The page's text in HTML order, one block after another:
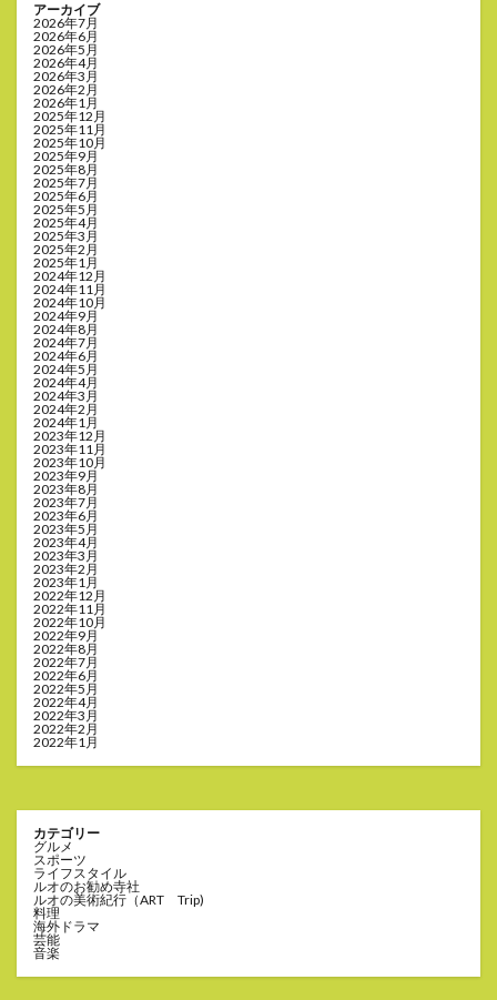
アーカイブ
2026年7月
2026年6月
2026年5月
2026年4月
2026年3月
2026年2月
2026年1月
2025年12月
2025年11月
2025年10月
2025年9月
2025年8月
2025年7月
2025年6月
2025年5月
2025年4月
2025年3月
2025年2月
2025年1月
2024年12月
2024年11月
2024年10月
2024年9月
2024年8月
2024年7月
2024年6月
2024年5月
2024年4月
2024年3月
2024年2月
2024年1月
2023年12月
2023年11月
2023年10月
2023年9月
2023年8月
2023年7月
2023年6月
2023年5月
2023年4月
2023年3月
2023年2月
2023年1月
2022年12月
2022年11月
2022年10月
2022年9月
2022年8月
2022年7月
2022年6月
2022年5月
2022年4月
2022年3月
2022年2月
2022年1月
カテゴリー
グルメ
スポーツ
ライフスタイル
ルオのお勧め寺社
ルオの美術紀行（ART Trip)
料理
海外ドラマ
芸能
音楽